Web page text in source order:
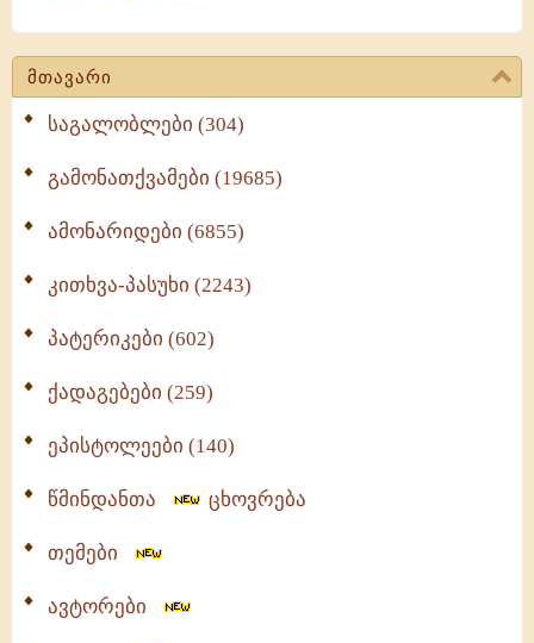
მთავარი
საგალობლები (304)
გამონათქვამები (19685)
ამონარიდები (6855)
კითხვა-პასუხი (2243)
პატერიკები (602)
ქადაგებები (259)
ეპისტოლეები (140)
წმინდანთა ცხოვრება
თემები
ავტორები